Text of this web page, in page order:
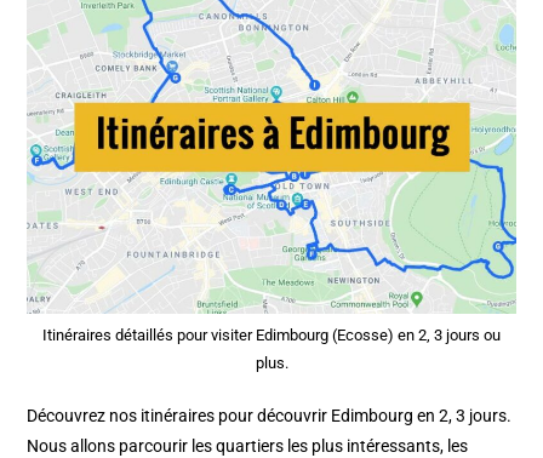
Itinéraires détaillés pour visiter Edimbourg (Ecosse) en 2, 3 jours ou
plus.
Découvrez nos itinéraires pour découvrir Edimbourg en 2, 3 jours.
Nous allons parcourir les quartiers les plus intéressants, les